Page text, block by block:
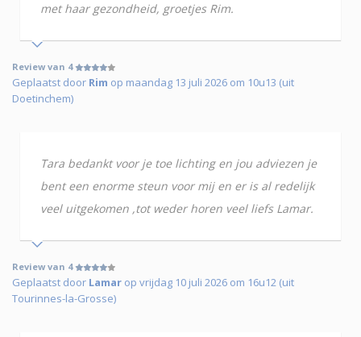
met haar gezondheid, groetjes Rim.
Review van 4
Geplaatst door Rim op maandag 13 juli 2026 om 10u13 (uit
Doetinchem)
Tara bedankt voor je toe lichting en jou adviezen je
bent een enorme steun voor mij en er is al redelijk
veel uitgekomen ,tot weder horen veel liefs Lamar.
Review van 4
Geplaatst door Lamar op vrijdag 10 juli 2026 om 16u12 (uit
Tourinnes-la-Grosse)